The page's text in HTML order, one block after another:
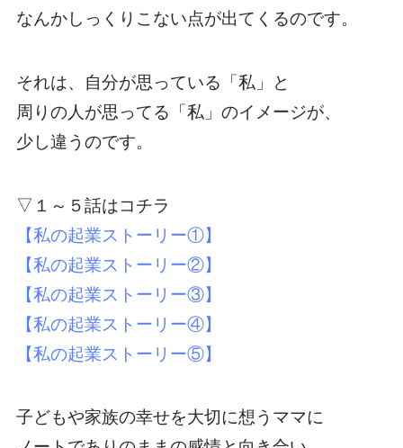
なんかしっくりこない点が出てくるのです。
それは、自分が思っている「私」と
周りの人が思ってる「私」のイメージが、
少し違うのです。
▽１～５話はコチラ
【私の起業ストーリー①】
【私の起業ストーリー②】
【私の起業ストーリー③】
【私の起業ストーリー④】
【私の起業ストーリー⑤】
子どもや家族の幸せを大切に想うママに